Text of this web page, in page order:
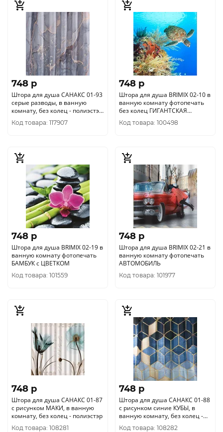
748 p
Штора для душа САНАКС 01-93
серые разводы, в ванную
комнату, без колец - полиэстэр,
180 х 180 см
Код товара: 117907
748 p
Штора для душа BRIMIX 02-10 в
ванную комнату фотопечать
без колец ГИГАНТСКАЯ
ЧЕРЕПАХА
Код товара: 100498
748 p
Штора для душа BRIMIX 02-19 в
ванную комнату фотопечать
БАМБУК с ЦВЕТКОМ
Код товара: 101559
748 p
Штора для душа BRIMIX 02-21 в
ванную комнату фотопечать
АВТОМОБИЛЬ
Код товара: 101977
748 p
Штора для душа САНАКС 01-87
с рисунком МАКИ, в ванную
комнату, без колец - полиэстэр
Код товара: 108281
748 p
Штора для душа САНАКС 01-88
с рисунком синие КУБЫ, в
ванную комнату, без колец -
полиэстэр
Код товара: 108282